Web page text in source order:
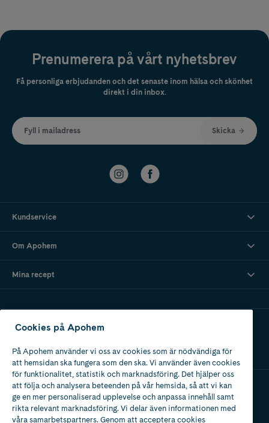
Prenumerera på vårt nyhetsbrev
Få personliga erbjudanden och det senaste inom hälsa och skönhet
direkt i din inbox.
Fyll i mailadress Skicka
Kundservice
Om Apohem
Mina recept
Ladda ner vår app
Apotek med tillstånd
av Läkemedelsverket
Cookies på Apohem
På Apohem använder vi oss av cookies som är nödvändiga för
att hemsidan ska fungera som den ska. Vi använder även cookies
för funktionalitet, statistik och marknadsföring. Det hjälper oss
att följa och analysera beteenden på vår hemsida, så att vi kan
ge en mer personaliserad upplevelse och anpassa innehåll samt
rikta relevant marknadsföring. Vi delar även informationen med
våra samarbetspartners. Genom att acceptera cookies